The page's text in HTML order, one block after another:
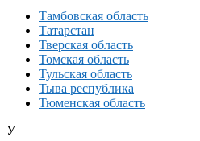
Тамбовская область
Татарстан
Тверская область
Томская область
Тульская область
Тыва республика
Тюменская область
У